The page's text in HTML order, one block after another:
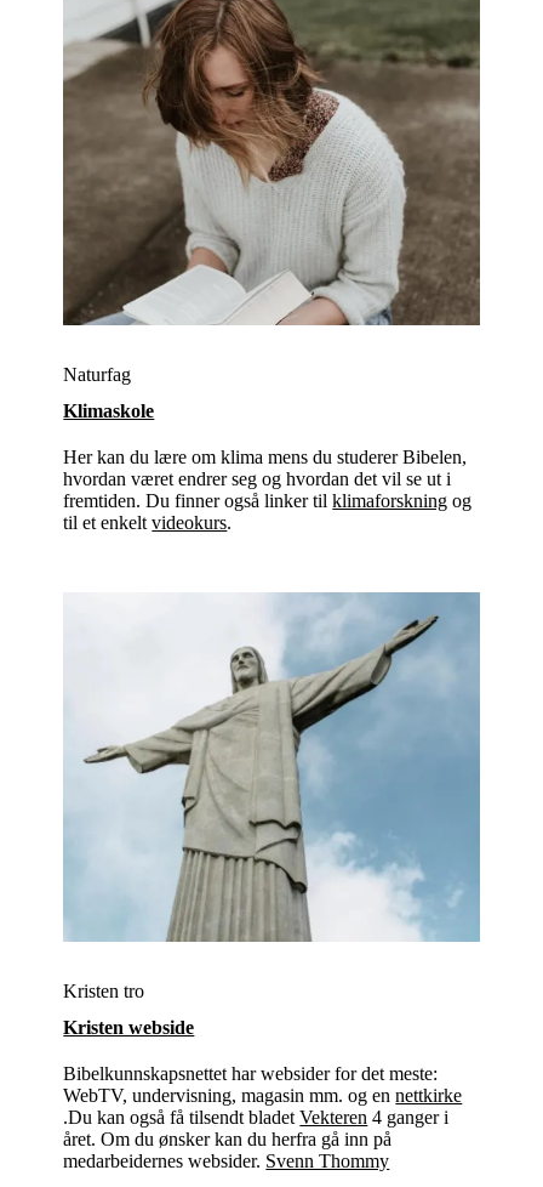
Naturfag
Klimaskole
Her kan du lære om klima mens du studerer Bibelen,
hvordan været endrer seg og hvordan det vil se ut i
fremtiden. Du finner også linker tilklimaforskning og
til et enkeltvideokurs.
Kristen tro
Kristen webside
Bibelkunnskapsnettet har websider for det meste:
WebTV, undervisning, magasin mm. og ennettkirke
.Du kan også få tilsendt bladetVekteren 4 ganger i
året. Om du ønsker kan du herfra gå inn på
medarbeidernes websider. Svenn Thommy